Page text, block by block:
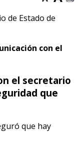
de Estado de
con el
el secretario
que
que hay